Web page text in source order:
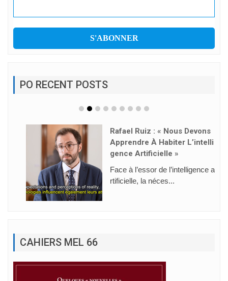
PO RECENT POSTS
Rafael Ruiz : « Nous Devons
Apprendre À Habiter L’intelli
Gence Artificielle »
Face à l’essor de l’intelligence a
rtificielle, la néces...
CAHIERS MEL 66